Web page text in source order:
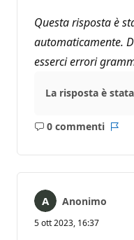
Questa risposta è
automaticamente.
esserci errori
La risposta è
0 commenti
Nessun
Anonimo
5 ott 2023, 16:37